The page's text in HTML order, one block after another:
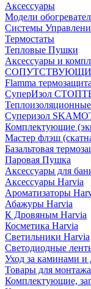
Аксессуары
Модели
Системы
Термостаты
Тепловые Пушки
Аксессуары и
Flamma термозащита
СуперИзол
Суперизол
Комплектующие
Мастер флэш
Базальтовая
Паровая Пушка
Аксессуары для
Аксессуары Harvia
Ароматизаторы
Абажуры Harvia
К Дровяным Harvia
Косметика Harvia
Светильники Harvia
Светодиодные
Уход за каминами
Товары для монтажа
Комплектующие,